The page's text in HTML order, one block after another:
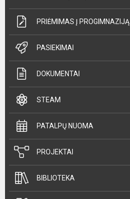
PRIĖMIMAS Į PROGIMNAZIJĄ
PASIEKIMAI
DOKUMENTAI
STEAM
PATALPŲ NUOMA
PROJEKTAI
BIBLIOTEKA